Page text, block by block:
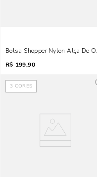
Bolsa Shopper Nylon Alça De
R$ 199,90
3 CORES